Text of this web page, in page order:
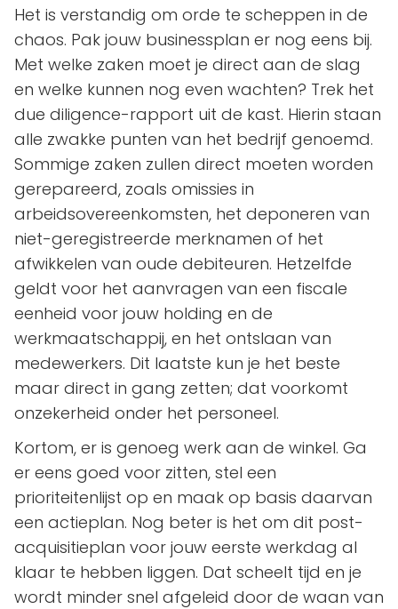
Het is verstandig om orde te scheppen in de
chaos. Pak jouw businessplan er nog eens bij.
Met welke zaken moet je direct aan de slag
en welke kunnen nog even wachten? Trek het
due diligence-rapport uit de kast. Hierin staan
alle zwakke punten van het bedrijf genoemd.
Sommige zaken zullen direct moeten worden
gerepareerd, zoals omissies in
arbeidsovereenkomsten, het deponeren van
niet-geregistreerde merknamen of het
afwikkelen van oude debiteuren. Hetzelfde
geldt voor het aanvragen van een fiscale
eenheid voor jouw holding en de
werkmaatschappij, en het ontslaan van
medewerkers. Dit laatste kun je het beste
maar direct in gang zetten; dat voorkomt
onzekerheid onder het personeel.
Kortom, er is genoeg werk aan de winkel. Ga
er eens goed voor zitten, stel een
prioriteitenlijst op en maak op basis daarvan
een actieplan. Nog beter is het om dit post-
acquisitieplan voor jouw eerste werkdag al
klaar te hebben liggen. Dat scheelt tijd en je
wordt minder snel afgeleid door de waan van